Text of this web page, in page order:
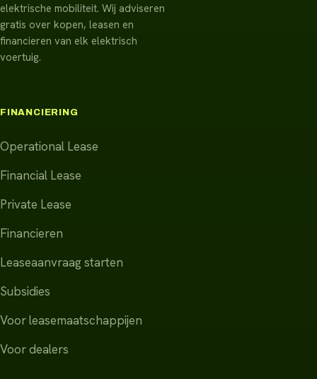
elektrische mobiliteit. Wij adviseren
gratis over kopen, leasen en
financieren van elk elektrisch
voertuig.
FINANCIERING
Operational Lease
Financial Lease
Private Lease
Financieren
Leaseaanvraag starten
Subsidies
Voor leasemaatschappijen
Voor dealers